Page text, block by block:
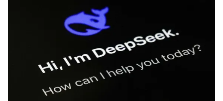
Shorts video
VTV Thể thao
VTV Sức khoẻ Bất động sản
Thị trường 24h